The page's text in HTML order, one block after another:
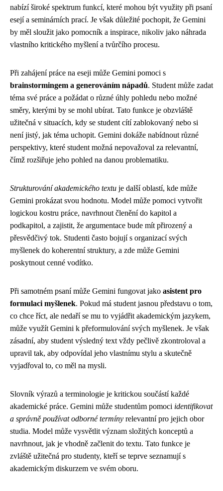
nabízí široké spektrum funkcí, které mohou být využity při psaní
esejí a seminárních prací. Je však důležité pochopit, že Gemini
by měl sloužit jako pomocník a inspirace, nikoliv jako náhrada
vlastního kritického myšlení a tvůrčího procesu.
Při zahájení práce na eseji může Gemini pomoci s
brainstormingem a generováním nápadů. Student může zadat
téma své práce a požádat o různé úhly pohledu nebo možné
směry, kterými by se mohl ubírat. Tato funkce je obzvláště
užitečná v situacích, kdy se student cítí zablokovaný nebo si
není jistý, jak téma uchopit. Gemini dokáže nabídnout různé
perspektivy, které student možná nepovažoval za relevantní,
čímž rozšiřuje jeho pohled na danou problematiku.
Strukturování akademického textu je další oblastí, kde může
Gemini prokázat svou hodnotu. Model může pomoci vytvořit
logickou kostru práce, navrhnout členění do kapitol a
podkapitol, a zajistit, že argumentace bude mít přirozený a
přesvědčivý tok. Studenti často bojují s organizací svých
myšlenek do koherentní struktury, a zde může Gemini
poskytnout cenné vodítko.
Při samotném psaní může Gemini fungovat jako asistent pro
formulaci myšlenek. Pokud má student jasnou představu o tom,
co chce říct, ale nedaří se mu to vyjádřit akademickým jazykem,
může využít Gemini k přeformulování svých myšlenek. Je však
zásadní, aby student výsledný text vždy pečlivě zkontroloval a
upravil tak, aby odpovídal jeho vlastnímu stylu a skutečně
vyjadřoval to, co měl na mysli.
Slovník výrazů a terminologie je kritickou součástí každé
akademické práce. Gemini může studentům pomoci identifikovat
a správně používat odborné termíny relevantní pro jejich obor
studia. Model může vysvětlit význam složitých konceptů a
navrhnout, jak je vhodně začlenit do textu. Tato funkce je
zvláště užitečná pro studenty, kteří se teprve seznamují s
akademickým diskurzem ve svém oboru.